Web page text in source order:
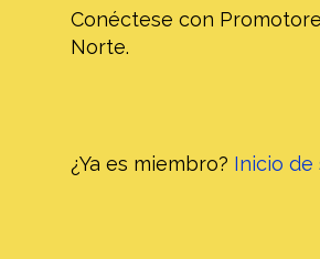
Conéctese con
Norte.
¿Ya es miembro? Inicio de